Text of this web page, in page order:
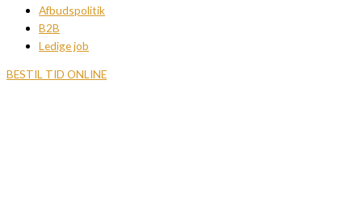
Afbudspolitik
B2B
Ledige job
BESTIL TID ONLINE